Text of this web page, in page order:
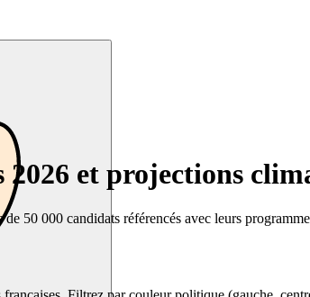
et projections
50 000 candidats référencés avec leurs